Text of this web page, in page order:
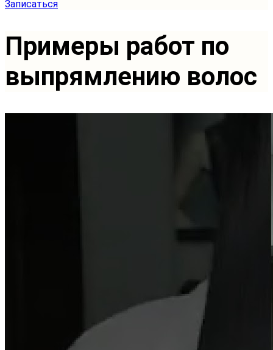
Записаться
Примеры работ по
выпрямлению волос